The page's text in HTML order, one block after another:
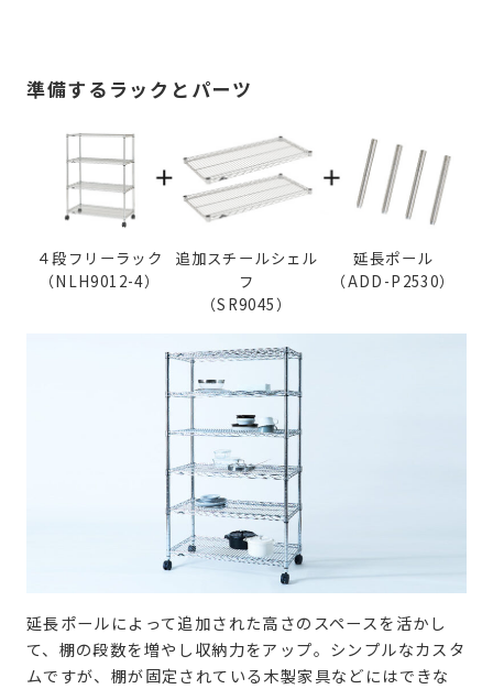
準備するラックとパーツ
４段フリーラック
（NLH9012-4）
追加スチールシェル
フ
（SR9045）
延長ポール
（ADD-P2530）
延長ポールによって追加された高さのスペースを活かし
て、棚の段数を増やし収納力をアップ。シンプルなカスタ
ムですが、棚が固定されている木製家具などにはできな